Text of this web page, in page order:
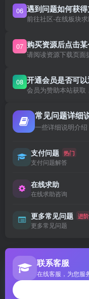
06 遇到问题如何获
前往社区-在线板块
07 购买资源后点击
请阅读资源下载页面
08 开通会员是否可
会员为赞助本站获取
常见问题详细
一些详细说明介绍
支付问题 热门
支付问题解答
在线求助
在线求助咨询
更多常见问题 进阶
更多常见问题
联系客服
在线客服，为您服